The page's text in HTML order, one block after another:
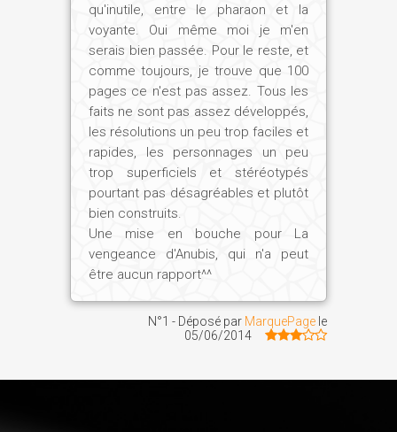
qu'inutile, entre le pharaon et la
voyante. Oui même moi je m'en
serais bien passée. Pour le reste, et
comme toujours, je trouve que 100
pages ce n'est pas assez. Tous les
faits ne sont pas assez développés,
les résolutions un peu trop faciles et
rapides, les personnages un peu
trop superficiels et stéréotypés
pourtant pas désagréables et plutôt
bien construits.
Une mise en bouche pour La
vengeance d'Anubis, qui n'a peut
être aucun rapport^^
N°1 - Déposé par MarquePage le
05/06/2014